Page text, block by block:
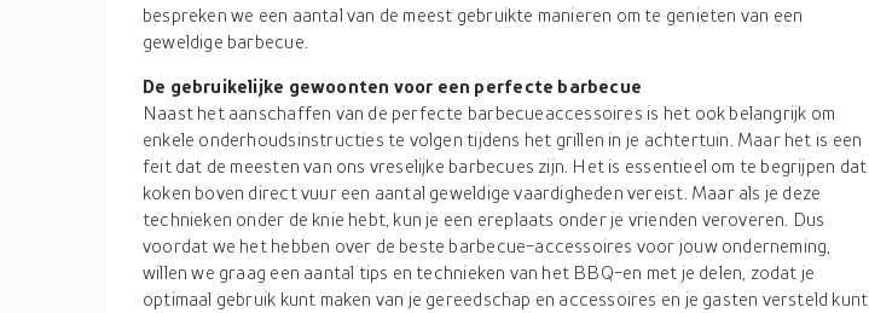
bespreken we een aantal van de meest gebruikte manieren om te genieten van een
geweldige barbecue.
De gebruikelijke gewoonten voor een perfecte barbecue
Naast het aanschaffen van de perfecte barbecueaccessoires is het ook belangrijk om
enkele onderhoudsinstructies te volgen tijdens het grillen in je achtertuin. Maar het is een
feit dat de meesten van ons vreselijke barbecues zijn. Het is essentieel om te begrijpen dat
koken boven direct vuur een aantal geweldige vaardigheden vereist. Maar als je deze
technieken onder de knie hebt, kun je een ereplaats onder je vrienden veroveren. Dus
voordat we het hebben over de beste barbecue-accessoires voor jouw onderneming,
willen we graag een aantal tips en technieken van het BBQ-en met je delen, zodat je
optimaal gebruik kunt maken van je gereedschap en accessoires en je gasten versteld kunt